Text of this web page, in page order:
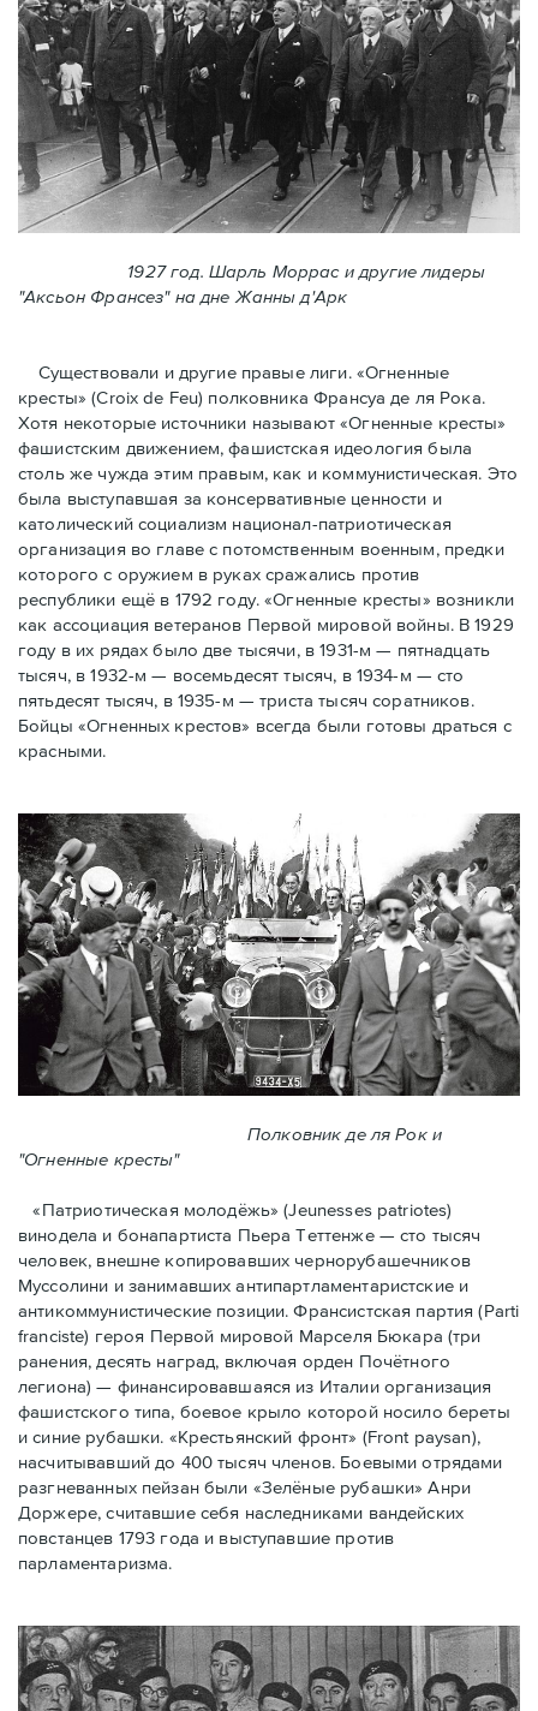
1927 год. Шарль Моррас и другие лидеры
"Аксьон Франсез" на дне Жанны д'Арк
Существовали и другие правые лиги. «Огненные
кресты» (Croix de Feu) полковника Франсуа де ля Рока.
Хотя некоторые источники называют «Огненные крeсты»
фашистским движением, фашистская идеология была
столь же чужда этим правым, как и коммунистическая. Это
была выступавшая за консервативные ценности и
католический социализм национал-патриотическая
организация во главе с потомственным военным, предки
которого с оружием в руках сражались против
республики ещё в 1792 году. «Огненные кресты» возникли
как ассоциация ветеранов Первой мировой войны. В 1929
году в их рядах было две тысячи, в 1931-м — пятнадцать
тысяч, в 1932-м — восемьдесят тысяч, в 1934-м — сто
пятьдесят тысяч, в 1935-м — триста тысяч соратников.
Бойцы «Огненных крестов» всегда были готовы драться с
красными.
Полковник де ля Рок и
"Огненные кресты"
«Патриотическая молодёжь» (Jeunesses patriotes)
винодела и бонапартиста Пьера Тeттенже — cто тысяч
человек, внешне копировавших чернорубашечников
Муссолини и занимавших антипартламентаристские и
антикоммунистические позиции. Франсистская партия (Parti
franciste) героя Первой мировой Марселя Бюкара (три
ранения, десять наград, включая орден Почётного
легиона) — финансировавшаяся из Италии организация
фашистского типа, боевое крыло которой носило береты
и синие рубашки. «Крестьянский фронт» (Front paysan),
насчитывавший до 400 тысяч членов. Боевыми отрядами
разгневанных пейзан были «Зелёные рубашки» Анри
Доржере, считавшие себя наследниками вандейских
повстанцев 1793 года и выступавшие против
парламентаризма.